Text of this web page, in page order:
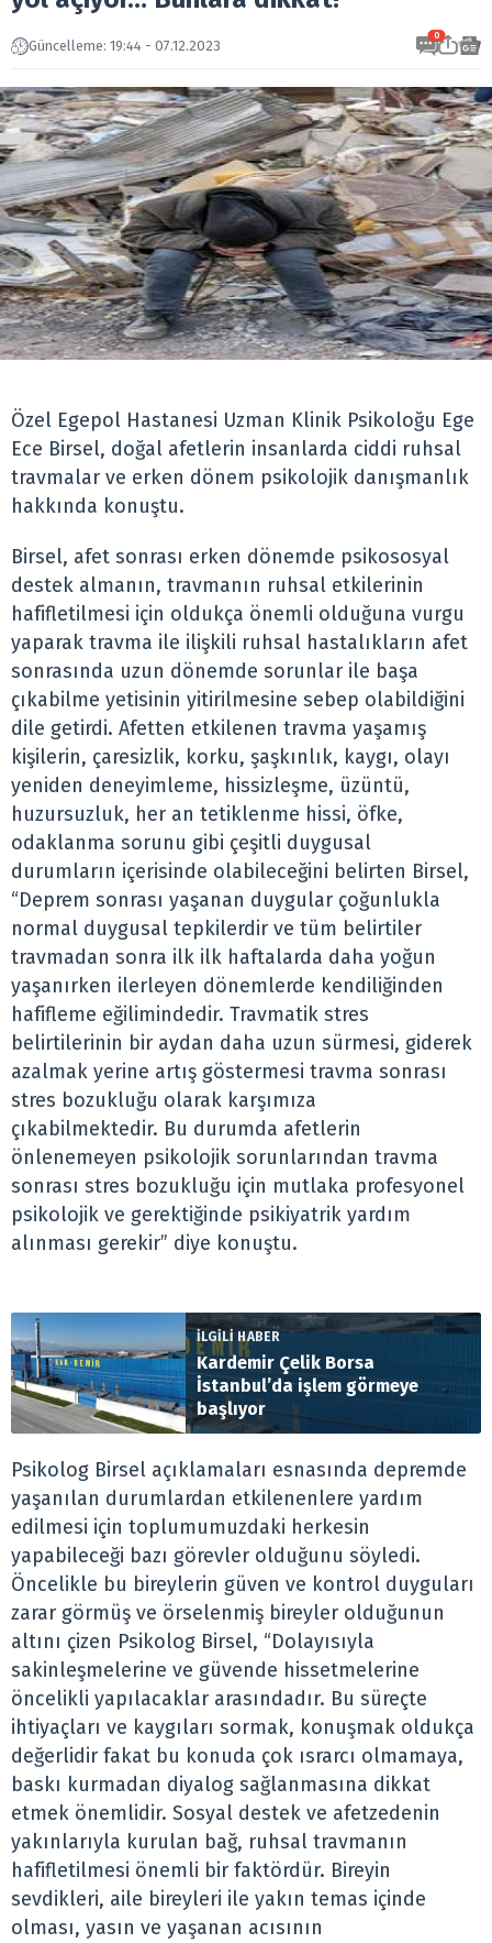
Güncelleme: 19:44 - 07.12.2023
0
Özel Egepol Hastanesi Uzman Klinik Psikoloğu Ege
Ece Birsel, doğal afetlerin insanlarda ciddi ruhsal
travmalar ve erken dönem psikolojik danışmanlık
hakkında konuştu.
Birsel, afet sonrası erken dönemde psikososyal
destek almanın, travmanın ruhsal etkilerinin
hafifletilmesi için oldukça önemli olduğuna vurgu
yaparak travma ile ilişkili ruhsal hastalıkların afet
sonrasında uzun dönemde sorunlar ile başa
çıkabilme yetisinin yitirilmesine sebep olabildiğini
dile getirdi. Afetten etkilenen travma yaşamış
kişilerin, çaresizlik, korku, şaşkınlık, kaygı, olayı
yeniden deneyimleme, hissizleşme, üzüntü,
huzursuzluk, her an tetiklenme hissi, öfke,
odaklanma sorunu gibi çeşitli duygusal
durumların içerisinde olabileceğini belirten Birsel,
“Deprem sonrası yaşanan duygular çoğunlukla
normal duygusal tepkilerdir ve tüm belirtiler
travmadan sonra ilk ilk haftalarda daha yoğun
yaşanırken ilerleyen dönemlerde kendiliğinden
hafifleme eğilimindedir. Travmatik stres
belirtilerinin bir aydan daha uzun sürmesi, giderek
azalmak yerine artış göstermesi travma sonrası
stres bozukluğu olarak karşımıza
çıkabilmektedir. Bu durumda afetlerin
önlenemeyen psikolojik sorunlarından travma
sonrası stres bozukluğu için mutlaka profesyonel
psikolojik ve gerektiğinde psikiyatrik yardım
alınması gerekir” diye konuştu.
İLGİLİ HABER
Kardemir Çelik Borsa
İstanbul’da işlem görmeye
başlıyor
Psikolog Birsel açıklamaları esnasında depremde
yaşanılan durumlardan etkilenenlere yardım
edilmesi için toplumumuzdaki herkesin
yapabileceği bazı görevler olduğunu söyledi.
Öncelikle bu bireylerin güven ve kontrol duyguları
zarar görmüş ve örselenmiş bireyler olduğunun
altını çizen Psikolog Birsel, “Dolayısıyla
sakinleşmelerine ve güvende hissetmelerine
öncelikli yapılacaklar arasındadır. Bu süreçte
ihtiyaçları ve kaygıları sormak, konuşmak oldukça
değerlidir fakat bu konuda çok ısrarcı olmamaya,
baskı kurmadan diyalog sağlanmasına dikkat
etmek önemlidir. Sosyal destek ve afetzedenin
yakınlarıyla kurulan bağ, ruhsal travmanın
hafifletilmesi önemli bir faktördür. Bireyin
sevdikleri, aile bireyleri ile yakın temas içinde
olması, yasın ve yaşanan acısının